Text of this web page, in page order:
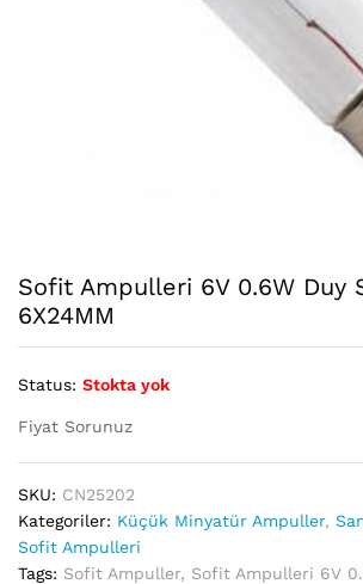
Sofit Ampulleri 6V 0.6W Duy
6X24MM
Status: Stokta yok
Fiyat Sorunuz
SKU: CN25202
Kategoriler: Küçük Minyatür Ampuller,
Sofit Ampulleri
Tags: Sofit Ampuller, Sofit Ampulleri 6V